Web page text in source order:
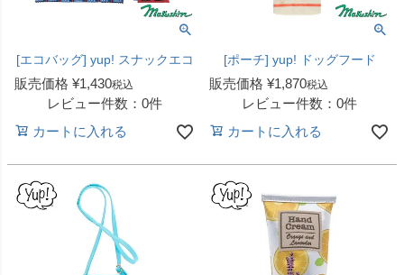
[エコバッグ] yup! スナックエコ
販売価格 ¥1,430税込
レビュー件数：0件
カートに入れる
[ポーチ] yup! ドッグフード
販売価格 ¥1,870税込
レビュー件数：0件
カートに入れる